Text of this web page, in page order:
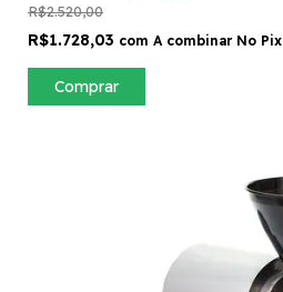
R$2.520,00
R$1.728,03 com A combinar No Pix
Comprar